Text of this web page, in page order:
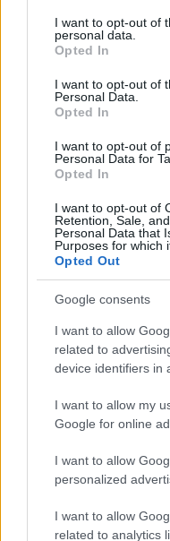
not limited to your visit
grant or deny consent
use your data for below
consent section.
I want to opt-out of
personal data.
Opted In
I want to opt-out of
Personal Data.
Opted In
I want to opt-out of
Personal Data for
Opted In
I want to opt-out of
Retention, Sale,
Personal Data that
Purposes for which
Opted Out
Google consents
I want to allow
related to
device identifiers in
I want to allow my
Google for online
I want to allow
personalized
I want to allow
related to analytics
το
μάθετε
καλύτερα
τέλεια
Οι μαμάκηδες του
συνήθως
Τα 6 σημεία του